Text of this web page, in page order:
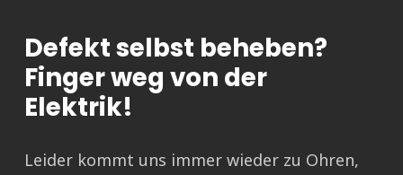
Defekt selbst beheben?
Finger weg von der
Elektrik!
Leider kommt uns immer wieder zu Ohren,